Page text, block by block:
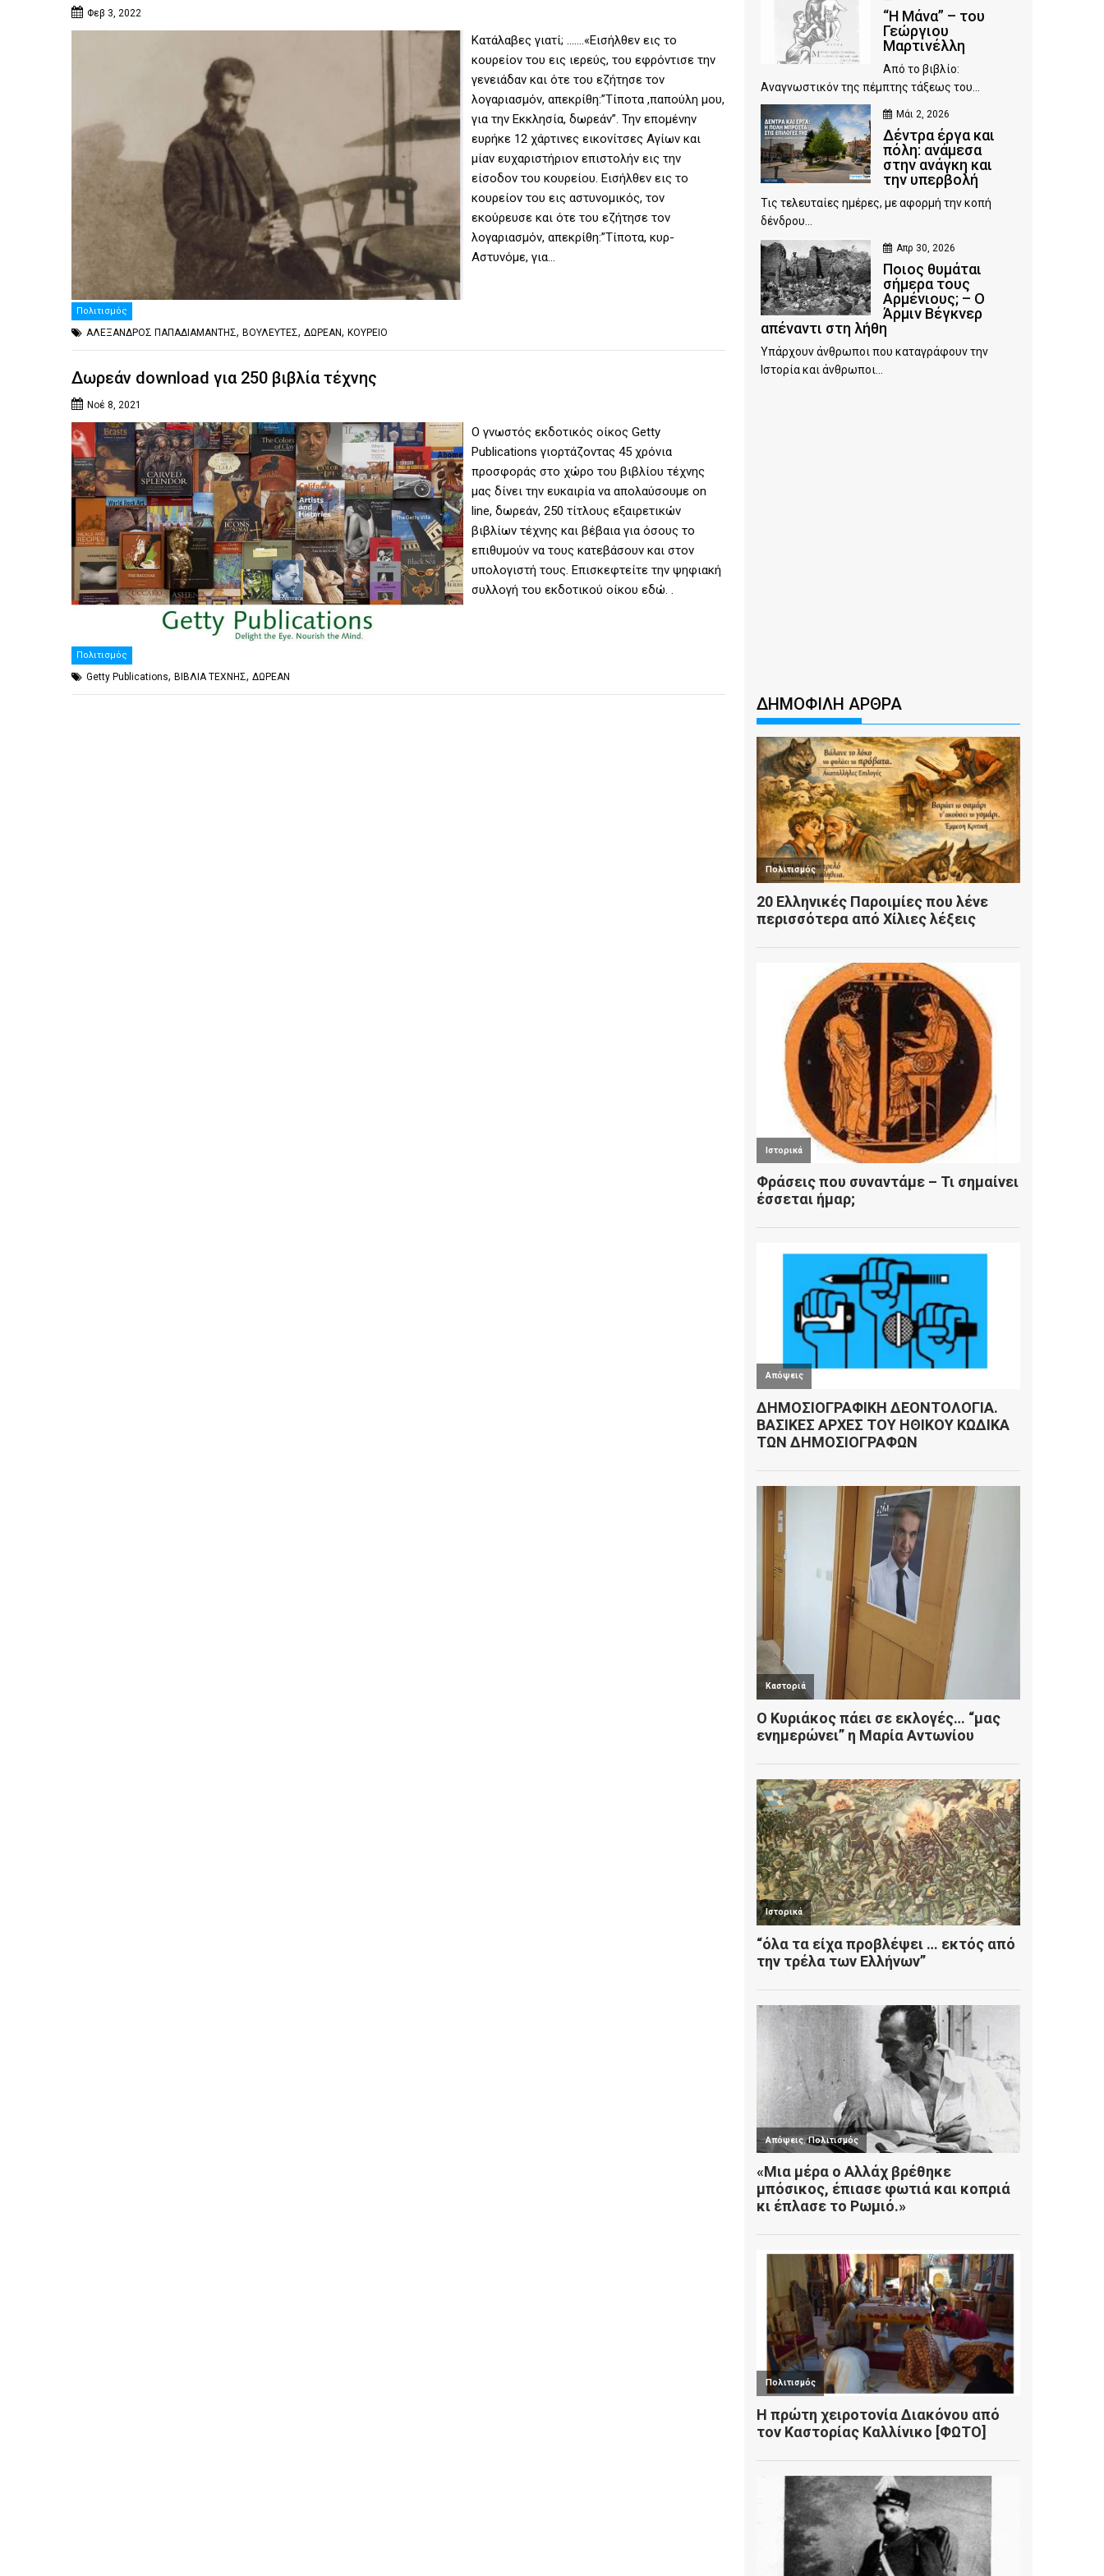
Φεβ 3, 2022
Κατάλαβες γιατί; …….«Εισήλθεν εις το
κουρείον του εις ιερεύς, του εφρόντισε την
γενειάδαν και ότε του εζήτησε τον
λογαριασμόν, απεκρίθη:”Τίποτα ,παπούλη μου,
για την Εκκλησία, δωρεάν”. Την επομένην
ευρήκε 12 χάρτινες εικονίτσες Αγίων και
μίαν ευχαριστήριον επιστολήν εις την
είσοδον του κουρείου. Εισήλθεν εις το
κουρείον του εις αστυνομικός, τον
εκούρευσε και ότε του εζήτησε τον
λογαριασμόν, απεκρίθη:”Τίποτα, κυρ-
Αστυνόμε, για…
Πολιτισμός
ΑΛΕΞΑΝΔΡΟΣ ΠΑΠΑΔΙΑΜΑΝΤΗΣ, ΒΟΥΛΕΥΤΕΣ, ΔΩΡΕΑΝ, ΚΟΥΡΕΙΟ
Δωρεάν download για 250 βιβλία τέχνης
Νοέ 8, 2021
Ο γνωστός εκδοτικός οίκος Getty
Publications γιορτάζοντας 45 χρόνια
προσφοράς στο χώρο του βιβλίου τέχνης
μας δίνει την ευκαιρία να απολαύσουμε on
line, δωρεάν, 250 τίτλους εξαιρετικών
βιβλίων τέχνης και βέβαια για όσους το
επιθυμούν να τους κατεβάσουν και στον
υπολογιστή τους. Επισκεφτείτε την ψηφιακή
συλλογή του εκδοτικού οίκου εδώ. .
Πολιτισμός
Getty Publications, ΒΙΒΛΙΑ ΤΕΧΝΗΣ, ΔΩΡΕΑΝ
“Η Μάνα” – του
Γεώργιου
Μαρτινέλλη
Από το βιβλίο:
Αναγνωστικόν της πέμπτης τάξεως του...
Μάι 2, 2026
Δέντρα έργα και
πόλη: ανάμεσα
στην ανάγκη και
την υπερβολή
Τις τελευταίες ημέρες, με αφορμή την κοπή
δένδρου...
Απρ 30, 2026
Ποιος θυμάται
σήμερα τους
Αρμένιους; – Ο
Άρμιν Βέγκνερ
απέναντι στη λήθη
Υπάρχουν άνθρωποι που καταγράφουν την
Ιστορία και άνθρωποι...
ΔΗΜΟΦΙΛΗ ΑΡΘΡΑ